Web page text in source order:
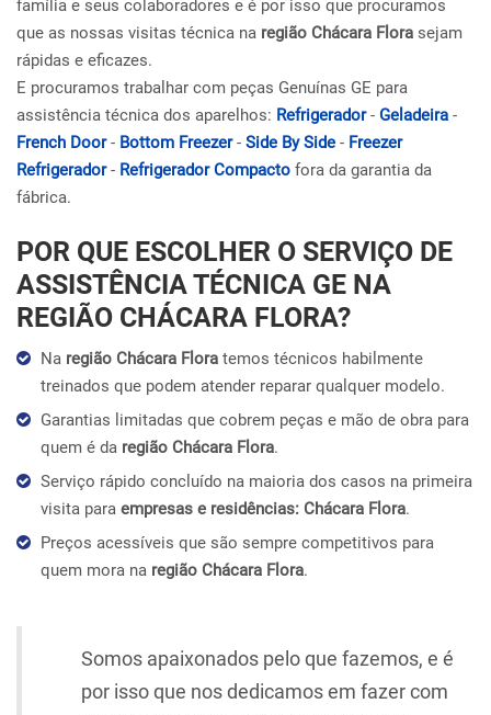
família e seus colaboradores e é por isso que procuramos
que as nossas visitas técnica na região Chácara Flora sejam
rápidas e eficazes.
E procuramos trabalhar com peças Genuínas GE para
assistência técnica dos aparelhos: Refrigerador- Geladeira -
French Door- Bottom Freezer- Side By Side - Freezer
Refrigerador- Refrigerador Compacto fora da garantia da
fábrica.
POR QUE ESCOLHER O SERVIÇO DE
ASSISTÊNCIA TÉCNICA GE NA
REGIÃO CHÁCARA FLORA?
Na região Chácara Flora temos técnicos habilmente
treinados que podem atender reparar qualquer modelo.
Garantias limitadas que cobrem peças e mão de obra para
quem é da região Chácara Flora.
Serviço rápido concluído na maioria dos casos na primeira
visita para empresas e residências: Chácara Flora.
Preços acessíveis que são sempre competitivos para
quem mora na região Chácara Flora.
Somos apaixonados pelo que fazemos, e é
por isso que nos dedicamos em fazer com